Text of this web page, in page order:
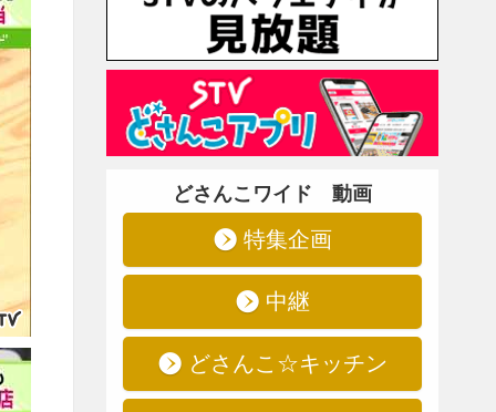
どさんこワイド 動画
特集企画
中継
どさんこ☆キッチン